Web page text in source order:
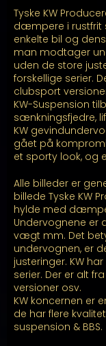
Tyske KW
dæmpere i rustfrit
enkelte bil og
man modtager
uden de store
forskellige serier.
clubsport
KW-Suspension
sænkningsfjedre,
KW
gået på
et sporty look, og
Alle billeder er
billede Tyske KW
hylde med
Undervognene er
vægt mm. Det
undervognen, er
justeringer. KW
serier. Der er alt
versioner osv.
KW koncernen er
de har flere
suspension & BBS.